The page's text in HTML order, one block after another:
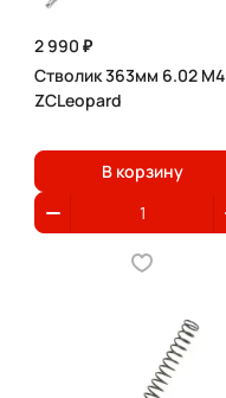
2 990 ₽
Стволик 363мм 6.02 M4
ZCLeopard
В корзину